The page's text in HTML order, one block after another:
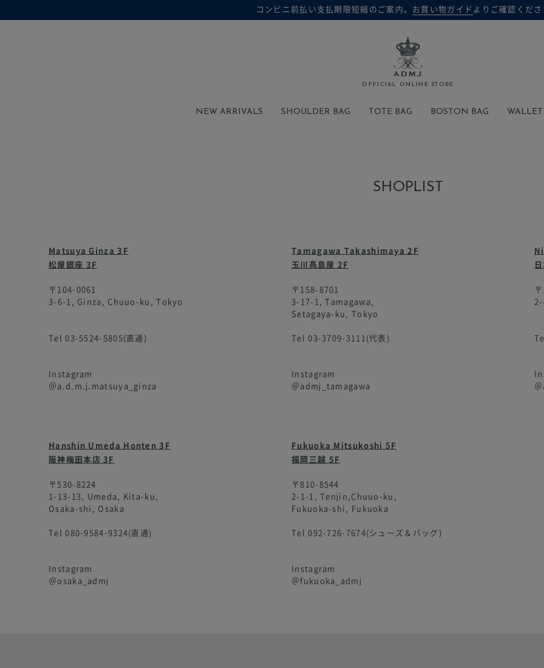
コンビニ前払い支払期限短縮のご案内。 お買い物ガイド よりご確認くだ
OFFICIAL ONLINE STORE
在庫なし商品
検索
NEW ARRIVALS SHOULDER BAG TOTE BAG BOSTON BAG WALLET
SHOPLIST
Matsuya Ginza 3F
松屋銀座 3F
〒104-0061
3-6-1, Ginza, Chuuo-ku, Tokyo
Tel 03-5524-5805(直通)
Instagram
＠a.d.m.j.matsuya_ginza
Tamagawa Takashimaya 2F
玉川髙島屋 2F
〒158-8701
3-17-1, Tamagawa,
Setagaya-ku, Tokyo
Tel 03-3709-3111(代表)
Instagram
＠admj_tamagawa
Hanshin Umeda Honten 3F
阪神梅田本店 3F
〒530-8224
1-13-13, Umeda, Kita-ku,
Osaka-shi, Osaka
Tel 080-9584-9324(直通)
Instagram
＠osaka_admj
Fukuoka Mitsukoshi 5F
福岡三越 5F
〒810-8544
2-1-1, Tenjin,Chuuo-ku,
Fukuoka-shi, Fukuoka
Tel 092-726-7674(シューズ＆バッグ)
Instagram
＠fukuoka_admj